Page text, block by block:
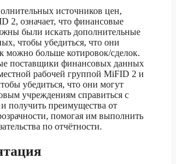
источников цен,
2, означает, что финансовые
были искать дополнительные
чтобы убедиться, что они
можно больше котировок/сделок.
поставщики финансовых данных
рабочей группой MiFID 2 и
убедиться, что они могут
учреждениям справиться с
получить преимущества от
помогая им выполнить
по отчётности.